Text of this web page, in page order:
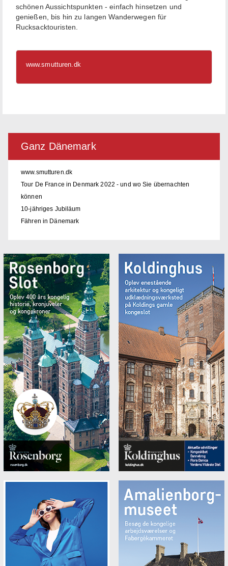
schönen Aussichtspunkten - einfach hinsetzen und
genießen, bis hin zu langen Wanderwegen für
Rucksacktouristen.
www.smutturen.dk
Ganz Dänemark
www.smutturen.dk
Tour De France in Denmark 2022 - und wo Sie übernachten
können
10-jähriges Jubiläum
Fähren in Dänemark